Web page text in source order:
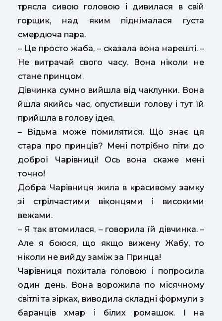
трясла сивою головою і дивилася в свій
горщик, над яким піднімалася густа
смердюча пара.
– Це просто жаба, – сказала вона нарешті. –
Не витрачай свого часу. Вона ніколи не
стане принцом.
Дівчинка сумно вийшла від чаклунки. Вона
йшла якийсь час, опустивши голову і тут їй
прийшла в голову ідея.
– Відьма може помилятися. Що знає ця
стара про принців? Мені потрібно піти до
доброї Чарівниці! Ось вона скаже мені
точно!
Добра Чарівниця жила в красивому замку
зі стрілчастими віконцями і високими
вежами.
– Я так втомилася, – говорила їй дівчинка. –
Але я боюся, що якщо вижену Жабу, то
ніколи не вийду заміж за Принца!
Чарівниця похитала головою і попросила
один день. Вона ворожила по місячному
світлі та зірках, виводила складні формули з
баранців хмар і білих ромашок. І на